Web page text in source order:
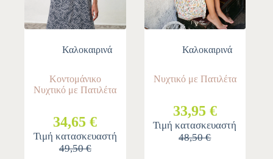
Καλοκαιρινά
Κοντομάνικο
Νυχτικό με Πατιλέτα
34,65 €
Τιμή κατασκευαστή
49,50 €
Καλοκαιρινά
Νυχτικό με Πατιλέτα
33,95 €
Τιμή κατασκευαστή
48,50 €